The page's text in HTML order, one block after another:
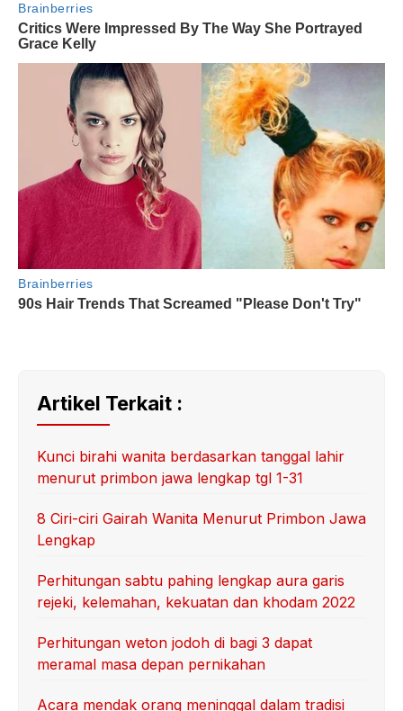
Artikel Terkait :
Kunci birahi wanita berdasarkan tanggal lahir
menurut primbon jawa lengkap tgl 1-31
8 Ciri-ciri Gairah Wanita Menurut Primbon Jawa
Lengkap
Perhitungan sabtu pahing lengkap aura garis
rejeki, kelemahan, kekuatan dan khodam 2022
Perhitungan weton jodoh di bagi 3 dapat
meramal masa depan pernikahan
Acara mendak orang meninggal dalam tradisi